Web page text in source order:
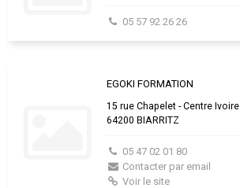
05 57 92 26 26
EGOKI FORMATION
15 rue Chapelet - Centre Ivoire
64200 BIARRITZ
05 47 02 01 80
Contacter par email
Voir le site